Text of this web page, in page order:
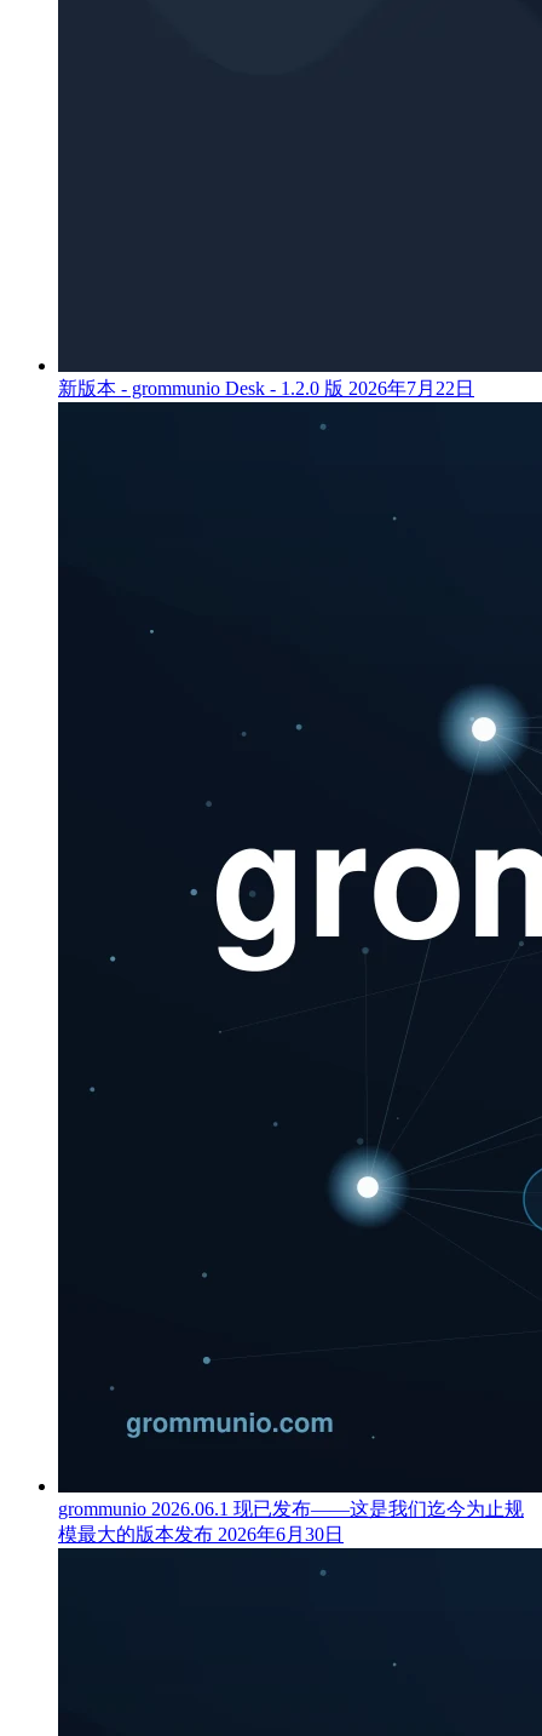
新版本 - grommunio Desk - 1.2.0 版 2026年7月22日
grommunio 2026.06.1 现已发布——这是我们迄今为止规
模最大的版本发布 2026年6月30日